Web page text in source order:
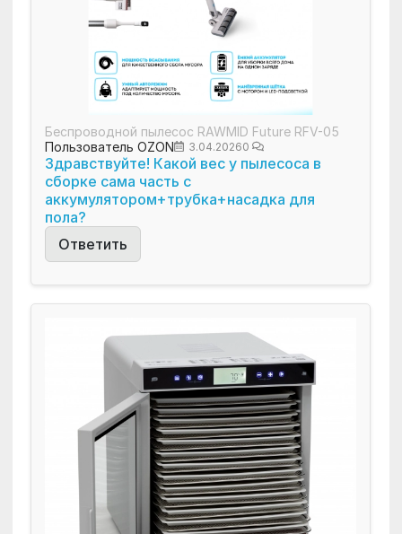
Беспроводной пылесос RAWMID Future RFV-05
Пользователь OZON
3.04.20260
Здравствуйте! Какой вес у пылесоса в
сборке сама часть с
аккумулятором+трубка+насадка для
пола?
Ответить